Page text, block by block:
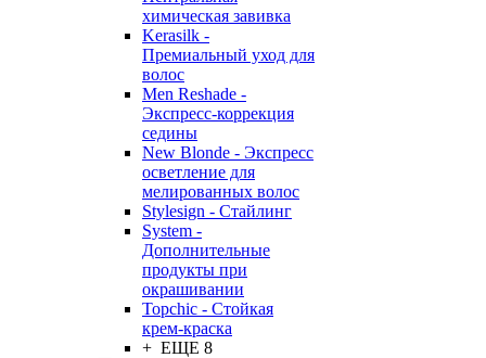
химическая завивка
Kerasilk -
Премиальный уход для
волос
Men Reshade -
Экспресс-коррекция
седины
New Blonde - Экспресс
осветление для
мелированных волос
Stylesign - Стайлинг
System -
Дополнительные
продукты при
окрашивании
Topchic - Стойкая
крем-краска
+ ЕЩЕ 8